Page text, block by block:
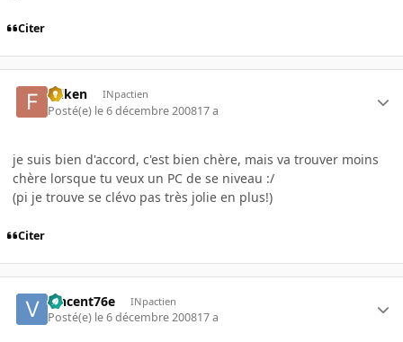
Citer
folken INpactien
Posté(e) le 6 décembre 200817 a
je suis bien d'accord, c'est bien chère, mais va trouver moins
chère lorsque tu veux un PC de se niveau :/
(pi je trouve se clévo pas très jolie en plus!)
Citer
vincent76e INpactien
Posté(e) le 6 décembre 200817 a